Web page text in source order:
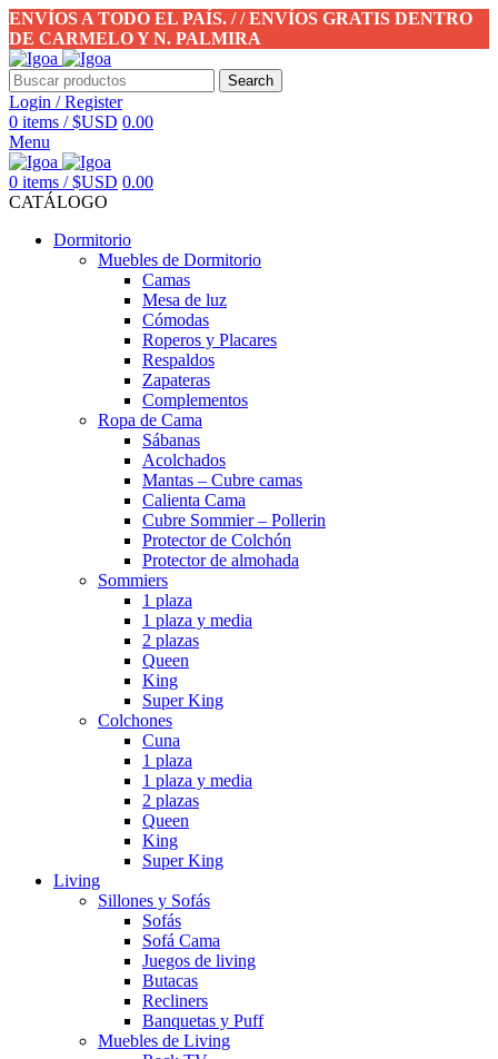
ENVÍOS A TODO EL PAÍS. / / ENVÍOS GRATIS DENTRO
DE CARMELO Y N. PALMIRA
Search
Login / Register
0 items / $USD 0.00
Menu
0 items / $USD 0.00
CATÁLOGO
Dormitorio
Muebles de Dormitorio
Camas
Mesa de luz
Cómodas
Roperos y Placares
Respaldos
Zapateras
Complementos
Ropa de Cama
Sábanas
Acolchados
Mantas – Cubre camas
Calienta Cama
Cubre Sommier – Pollerin
Protector de Colchón
Protector de almohada
Sommiers
1 plaza
1 plaza y media
2 plazas
Queen
King
Super King
Colchones
Cuna
1 plaza
1 plaza y media
2 plazas
Queen
King
Super King
Living
Sillones y Sofás
Sofás
Sofá Cama
Juegos de living
Butacas
Recliners
Banquetas y Puff
Muebles de Living